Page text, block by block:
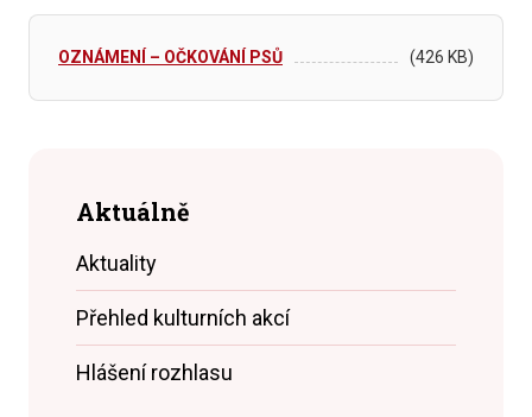
OZNÁMENÍ – OČKOVÁNÍ PSŮ (426 KB)
Aktuálně
Aktuality
Přehled kulturních akcí
Hlášení rozhlasu